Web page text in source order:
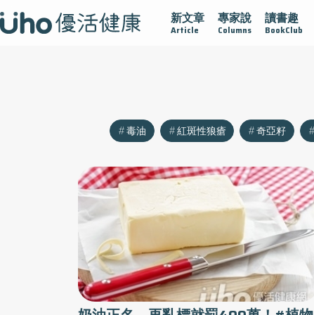
新文章
Article
專家說
Columns
讀書趣
BookClub
黏 守護腺在 疫情保衛戰 再生醫學 愛的未來視
毒油 紅斑性狼瘡 奇亞籽